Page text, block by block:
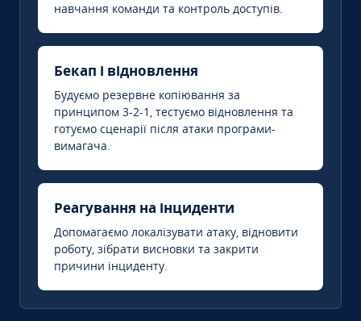
навчання команди та контроль доступів.
Бекап і відновлення
Будуємо резервне копіювання за
принципом 3-2-1, тестуємо відновлення та
готуємо сценарії після атаки програми-
вимагача.
Реагування на інциденти
Допомагаємо локалізувати атаку, відновити
роботу, зібрати висновки та закрити
причини інциденту.